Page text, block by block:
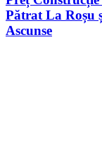
Costă
pe
Metru
Pătrat La Roșu
Ascunse